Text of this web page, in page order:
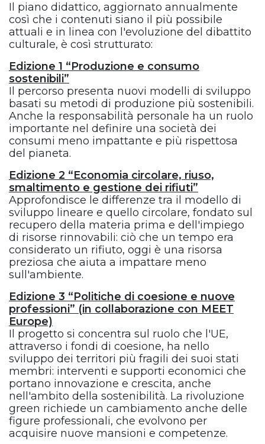
Il piano didattico, aggiornato annualmente
così che i contenuti siano il più possibile
attuali e in linea con l'evoluzione del dibattito
culturale, è così strutturato:
Edizione 1 “Produzione e consumo
sostenibili”
Il percorso presenta nuovi modelli di sviluppo
basati su metodi di produzione più sostenibili.
Anche la responsabilità personale ha un ruolo
importante nel definire una società dei
consumi meno impattante e più rispettosa
del pianeta.
Edizione 2 “Economia circolare, riuso,
smaltimento e gestione dei rifiuti”
Approfondisce le differenze tra il modello di
sviluppo lineare e quello circolare, fondato sul
recupero della materia prima e dell'impiego
di risorse rinnovabili: ciò che un tempo era
considerato un rifiuto, oggi è una risorsa
preziosa che aiuta a impattare meno
sull'ambiente.
Edizione 3 “Politiche di coesione e nuove
professioni” (in collaborazione con MEET
Europe)
Il progetto si concentra sul ruolo che l'UE,
attraverso i fondi di coesione, ha nello
sviluppo dei territori più fragili dei suoi stati
membri: interventi e supporti economici che
portano innovazione e crescita, anche
nell'ambito della sostenibilità. La rivoluzione
green richiede un cambiamento anche delle
figure professionali, che evolvono per
acquisire nuove mansioni e competenze.